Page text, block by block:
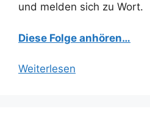
und melden sich zu Wort.
Diese Folge anhören…
Weiterlesen